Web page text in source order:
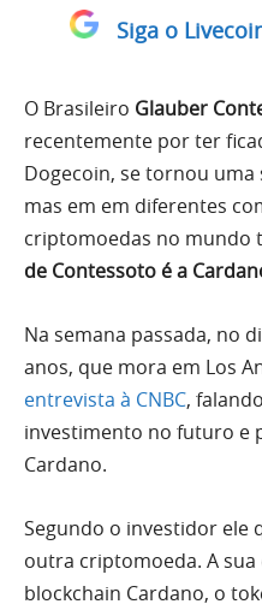
Siga o
O Brasileiro Glauber
recentemente por ter
Dogecoin, se tornou
mas em em diferentes
criptomoedas no mundo
de Contessoto é a
Na semana passada, no
anos, que mora em Los
entrevista à CNBC,
investimento no futuro e
Cardano.
Segundo o investidor ele
outra criptomoeda. A
blockchain Cardano, o